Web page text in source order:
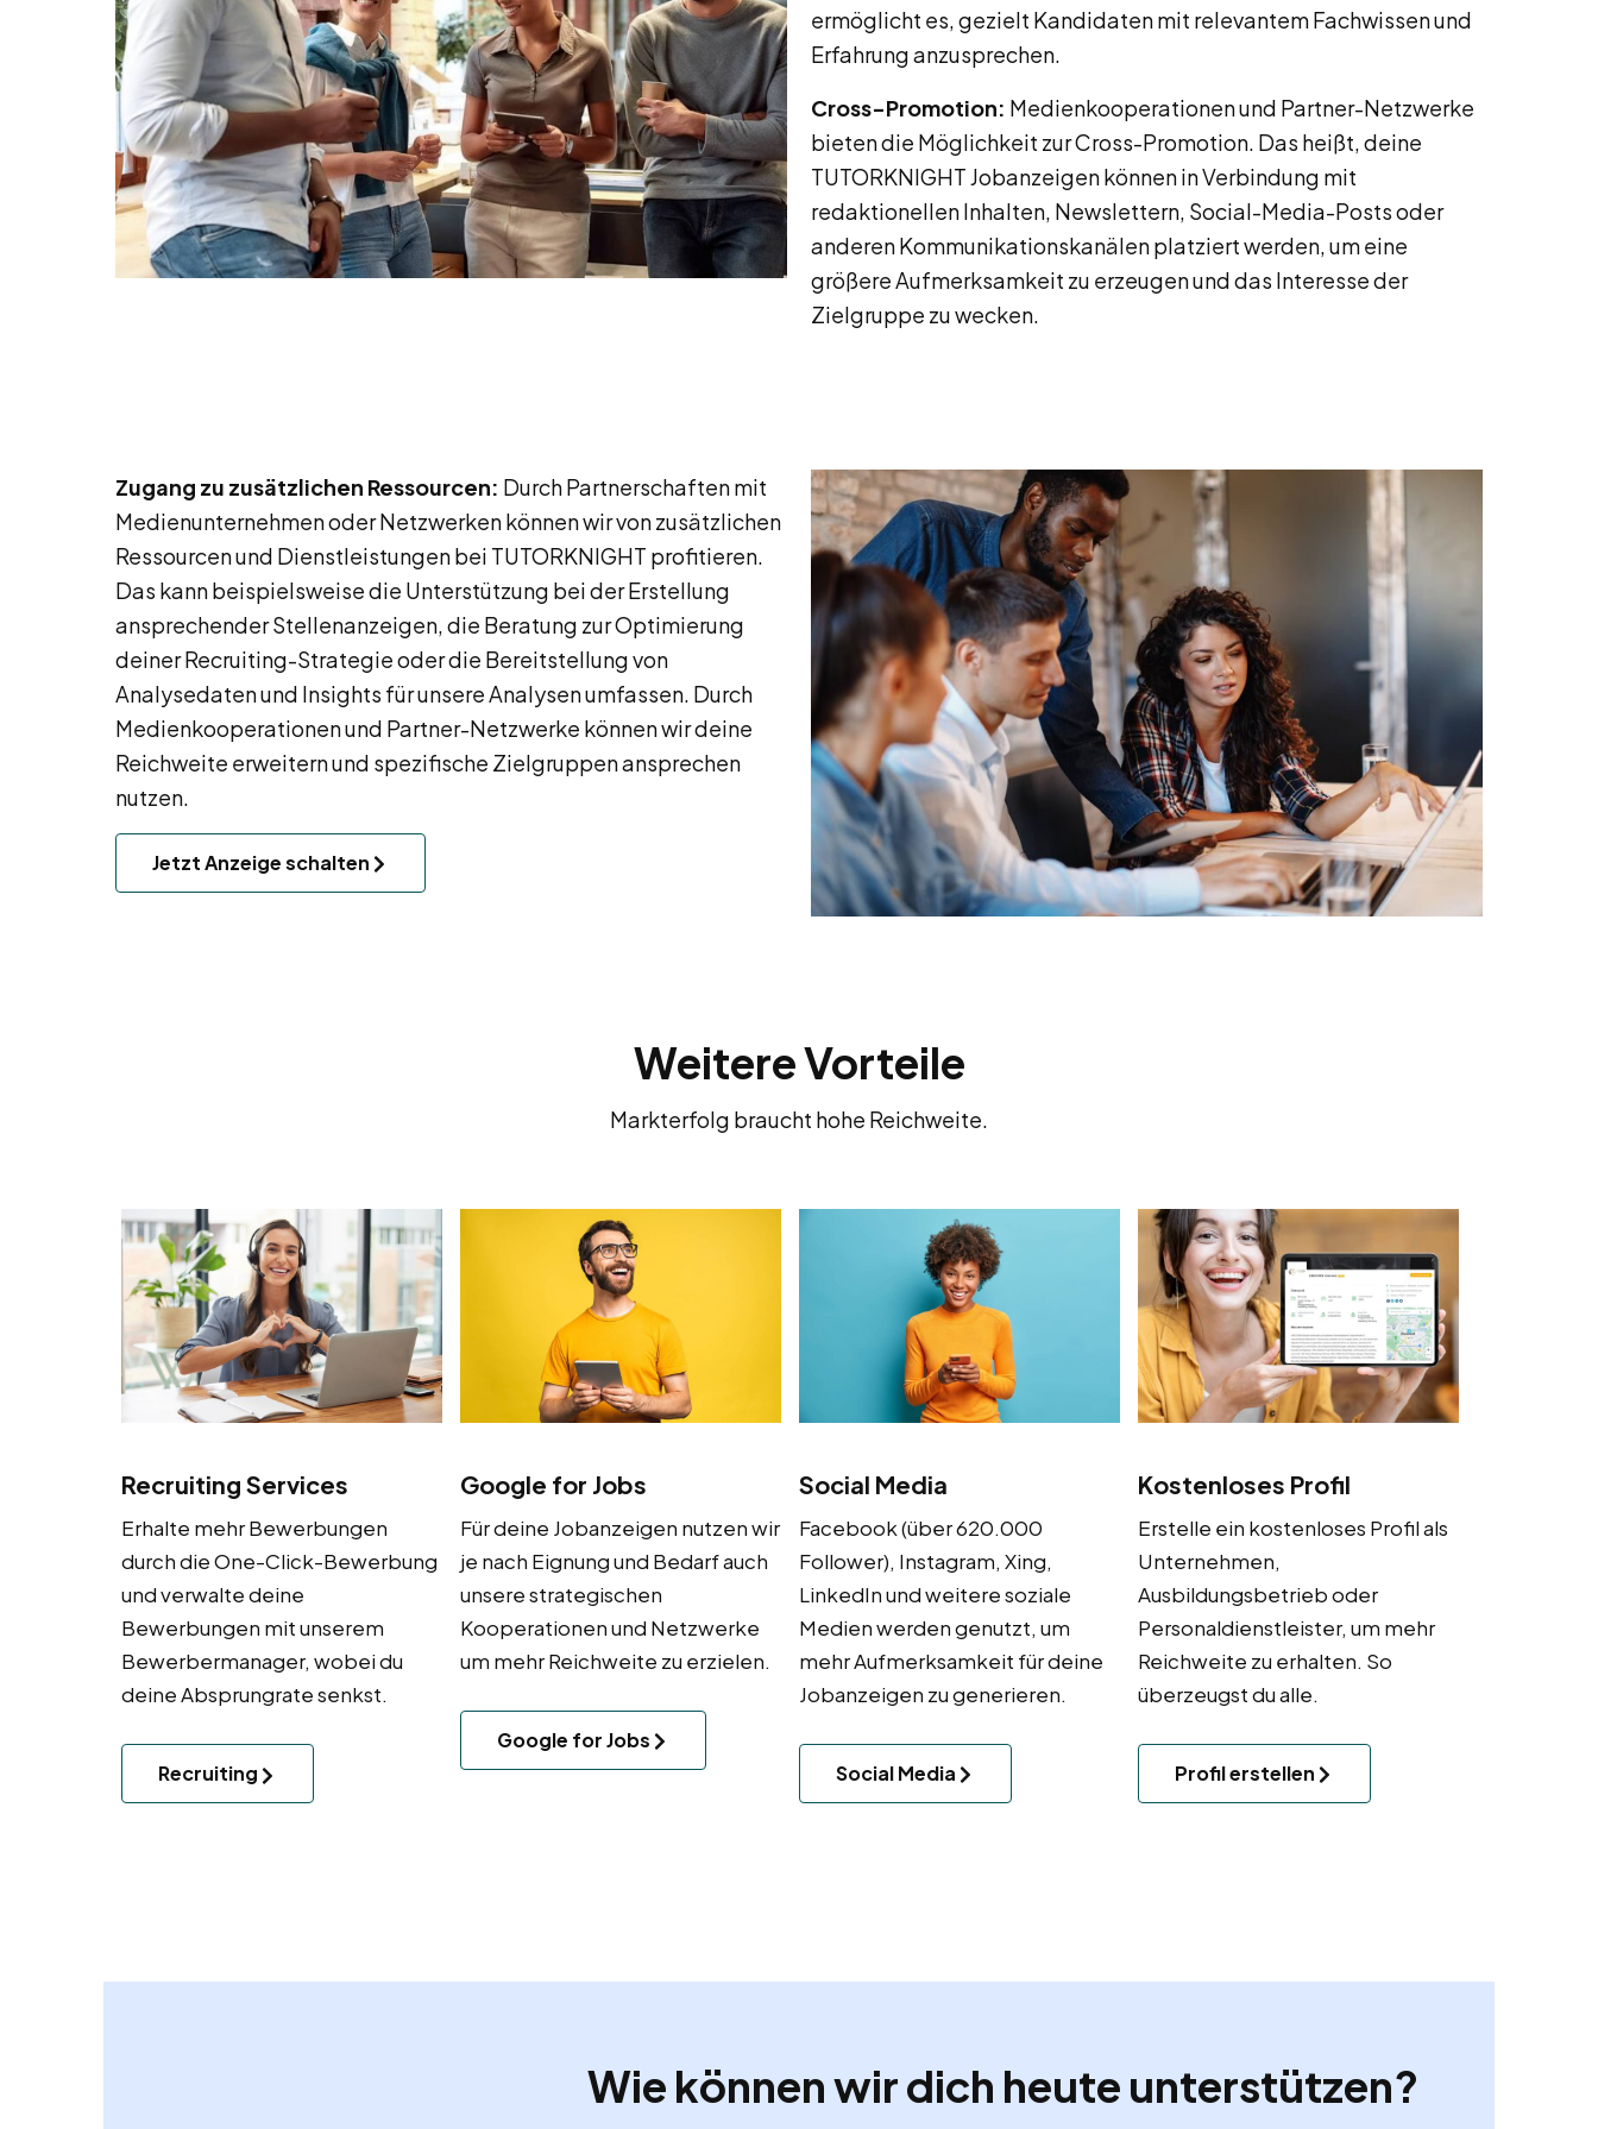
ermöglicht es, gezielt Kandidaten mit relevantem Fachwissen und
Erfahrung anzusprechen.
Cross-Promotion: Medienkooperationen und Partner-Netzwerke
bieten die Möglichkeit zur Cross-Promotion. Das heißt, deine
TUTORKNIGHT Jobanzeigen können in Verbindung mit
redaktionellen Inhalten, Newslettern, Social-Media-Posts oder
anderen Kommunikationskanälen platziert werden, um eine
größere Aufmerksamkeit zu erzeugen und das Interesse der
Zielgruppe zu wecken.
Zugang zu zusätzlichen Ressourcen: Durch Partnerschaften mit
Medienunternehmen oder Netzwerken können wir von zusätzlichen
Ressourcen und Dienstleistungen bei TUTORKNIGHT profitieren.
Das kann beispielsweise die Unterstützung bei der Erstellung
ansprechender Stellenanzeigen, die Beratung zur Optimierung
deiner Recruiting-Strategie oder die Bereitstellung von
Analysedaten und Insights für unsere Analysen umfassen. Durch
Medienkooperationen und Partner-Netzwerke können wir deine
Reichweite erweitern und spezifische Zielgruppen ansprechen
nutzen.
Jetzt Anzeige schalten
Weitere Vorteile
Markterfolg braucht hohe Reichweite.
Recruiting Services
Erhalte mehr Bewerbungen
durch die One-Click-Bewerbung
und verwalte deine
Bewerbungen mit unserem
Bewerbermanager, wobei du
deine Absprungrate senkst.
Recruiting
Google for Jobs
Für deine Jobanzeigen nutzen wir
je nach Eignung und Bedarf auch
unsere strategischen
Kooperationen und Netzwerke
um mehr Reichweite zu erzielen.
Google for Jobs
Social Media
Facebook (über 620.000
Follower), Instagram, Xing,
LinkedIn und weitere soziale
Medien werden genutzt, um
mehr Aufmerksamkeit für deine
Jobanzeigen zu generieren.
Social Media
Kostenloses Profil
Erstelle ein kostenloses Profil als
Unternehmen,
Ausbildungsbetrieb oder
Personaldienstleister, um mehr
Reichweite zu erhalten. So
überzeugst du alle.
Profil erstellen
Wie können wir dich heute unterstützen?